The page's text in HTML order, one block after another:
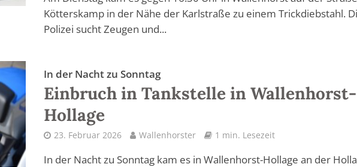
Kötterskamp in der Nähe der Karlstraße zu einem Trickdiebstahl.
Polizei sucht Zeugen und...
In der Nacht zu Sonntag
Einbruch in Tankstelle in Wallenhorst-
Hollage
23. Februar 2026 Wallenhorster 1 min. Lesezeit
In der Nacht zu Sonntag kam es in Wallenhorst-Hollage an der